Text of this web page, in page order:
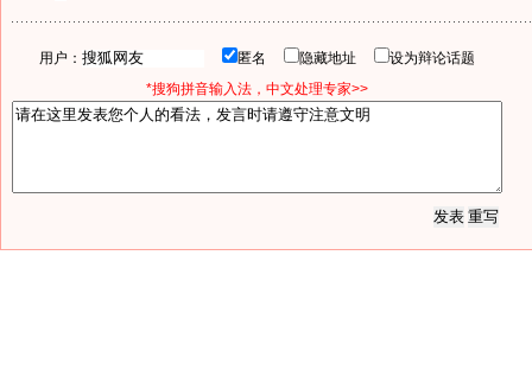
用户： 匿名 隐藏地址
设为辩论话题
*搜狗拼音输入法，中文处理专家>>